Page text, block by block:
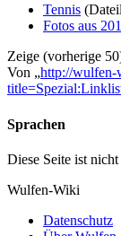
Tennis
Fotos aus
Zeige (vorherige 50
Von „http://wulfen-
Sprachen
Diese Seite ist
Wulfen-Wiki
Datenschutz